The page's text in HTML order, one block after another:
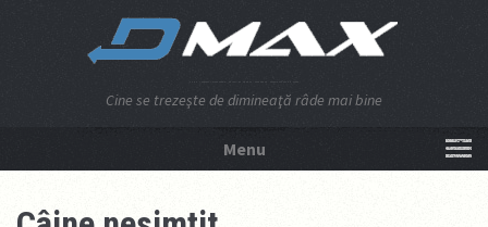
Cine se trezeşte de dimineaţă râde mai bine
Menu